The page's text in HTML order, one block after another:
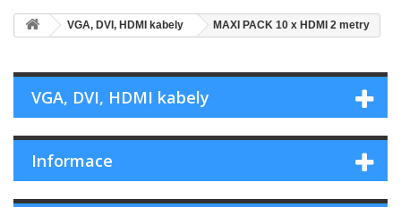
VGA, DVI, HDMI kabely MAXI PACK 10 x HDMI 2 metry
VGA, DVI, HDMI kabely
Informace